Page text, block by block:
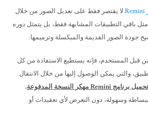
لا يقتصر فقط على تعديل الصور من خلال
مثل باقي التطبيقات المشابهة فقط، بل يتمثل دوره
جودة الصور القديمة والمبكسلة وترميمها.
قبل المستخدم، فإنه يستطيع الاستفادة من كل
والتي يمكن الوصول إليها من خلال الانتقال
تحميل برنامج Remini مهكر النسخة المدفوعة
،
ببساطة وسهولة، دون التعرض لأي تعقيدات أو